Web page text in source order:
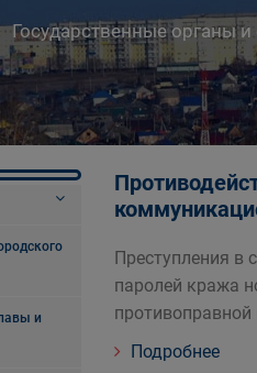
Государственные органы
и
Преступления в
паролей кража
Подробнее